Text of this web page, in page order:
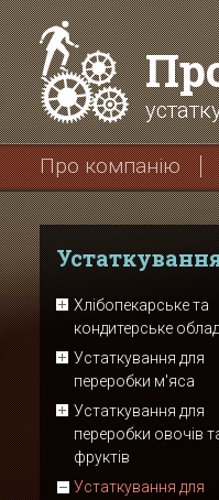
Про компанію
Хлібопекарське та
кондитерське
Устаткування для
переробки м'яса
Устаткування для
переробки овочів
фруктів
Устаткування для